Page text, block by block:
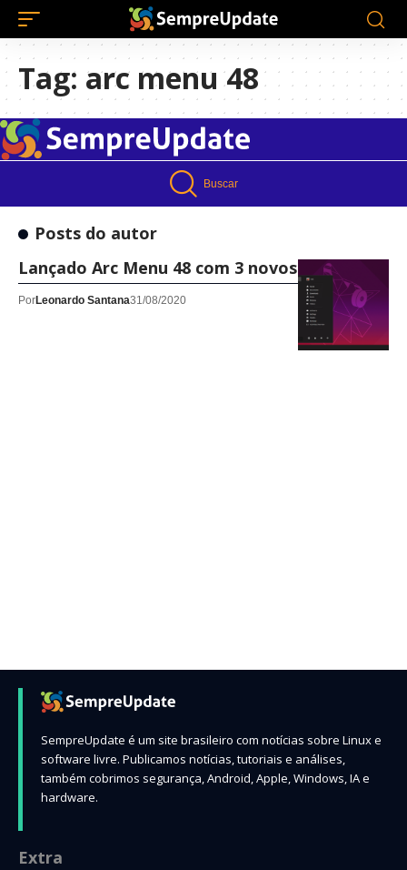
Tag: arc menu 48
Buscar
Posts do autor
Lançado Arc Menu 48 com 3 novos layouts
PorLeonardo Santana31/08/2020
SempreUpdate é um site brasileiro com notícias sobre Linux e
software livre. Publicamos notícias, tutoriais e análises,
também cobrimos segurança, Android, Apple, Windows, IA e
hardware.
Extra